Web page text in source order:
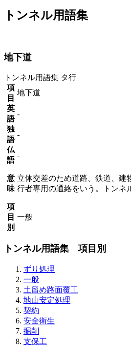
トンネル用語集
地下道
トンネル用語集 タ行
項
目
地下道
英
語
-
独
語
-
仏
語
-
意
味
立体交差のため道路、鉄道、建
行者専用の通絡をいう。トンネ
項
目
別
一般
トンネル用語集 項目別
ずり処理
一般
土留め路面覆工
地山安定処理
契約
安全衛生
掘削
支保工